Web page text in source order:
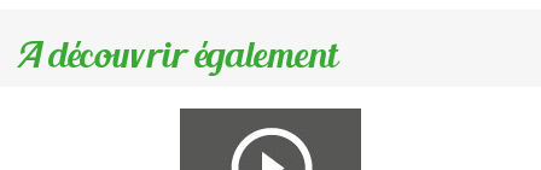
A découvrir également